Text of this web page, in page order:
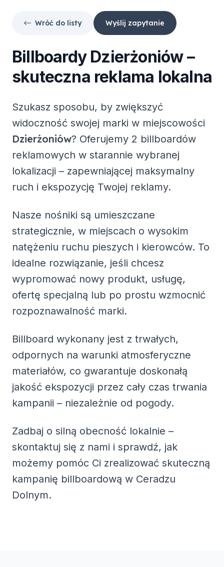
Wróć do listy Wyślij zapytanie
Billboardy Dzierżoniów–
skuteczna reklama lokalna
Szukasz sposobu, by zwiększyć
widoczność swojej marki w miejscowości
Dzierżoniów? Oferujemy 2 billboardów
reklamowych w starannie wybranej
lokalizacji – zapewniającej maksymalny
ruch i ekspozycję Twojej reklamy.
Nasze nośniki są umieszczane
strategicznie, w miejscach o wysokim
natężeniu ruchu pieszych i kierowców. To
idealne rozwiązanie, jeśli chcesz
wypromować nowy produkt, usługę,
ofertę specjalną lub po prostu wzmocnić
rozpoznawalność marki.
Billboard wykonany jest z trwałych,
odpornych na warunki atmosferyczne
materiałów, co gwarantuje doskonałą
jakość ekspozycji przez cały czas trwania
kampanii – niezależnie od pogody.
Zadbaj o silną obecność lokalnie –
skontaktuj się z nami i sprawdź, jak
możemy pomóc Ci zrealizować skuteczną
kampanię billboardową w Ceradzu
Dolnym.